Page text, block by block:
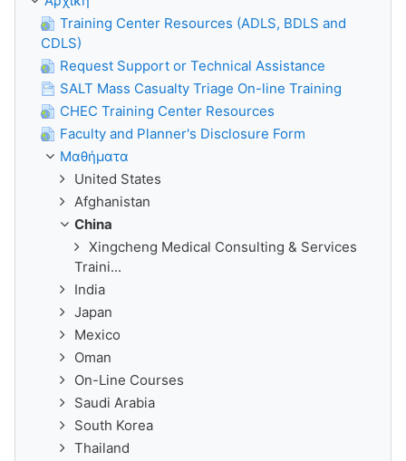
Training Center Resources (ADLS, BDLS and
CDLS)
Request Support or Technical Assistance
SALT Mass Casualty Triage On-line Training
CHEC Training Center Resources
Faculty and Planner's Disclosure Form
Μαθήματα
United States
Afghanistan
China
Xingcheng Medical Consulting & Services
Traini...
India
Japan
Mexico
Oman
On-Line Courses
Saudi Arabia
South Korea
Thailand